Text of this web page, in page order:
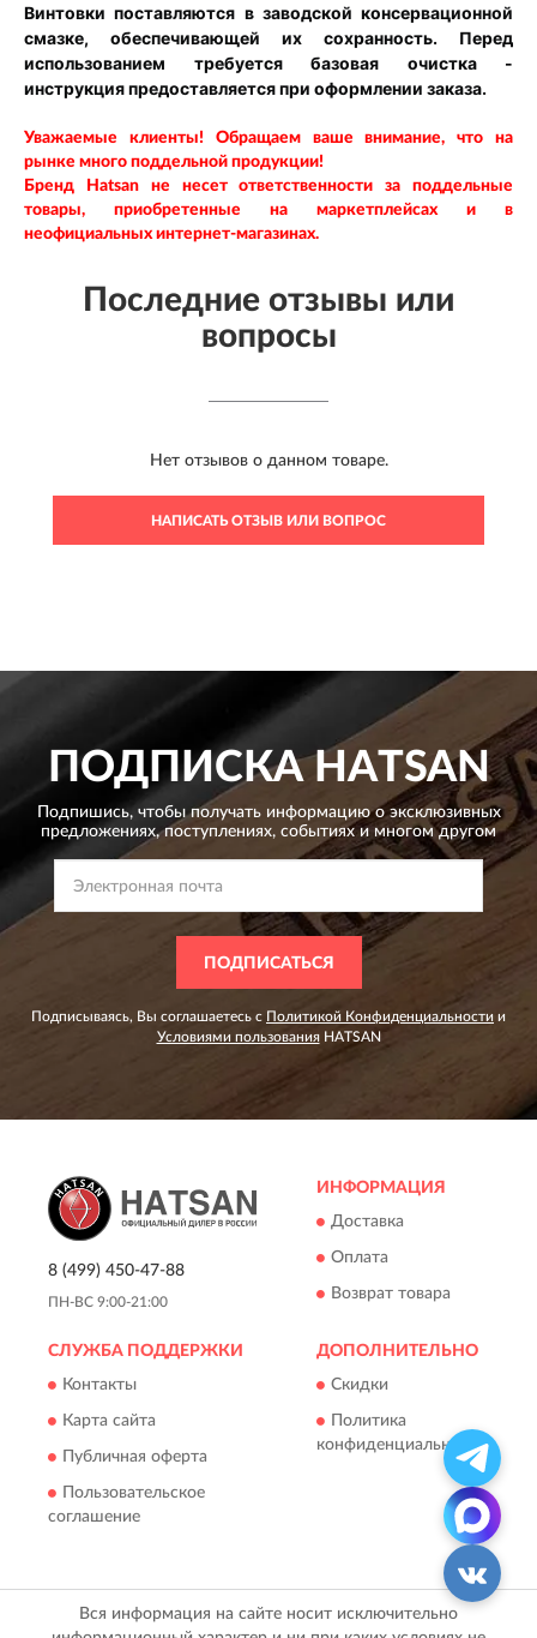
Винтовки поставляются в заводской консервационной
смазке, обеспечивающей их сохранность. Перед
использованием требуется базовая очистка -
инструкция предоставляется при оформлении заказа.
Уважаемые клиенты! Обращаем ваше внимание, что на
рынке много поддельной продукции!
Бренд Hatsan
не несет ответственности за поддельные
товары, приобретенные на маркетплейсах и в
неофициальных интернет-магазинах.
Последние отзывы или
вопросы
Нет отзывов о данном товаре.
НАПИСАТЬ ОТЗЫВ ИЛИ ВОПРОС
ПОДПИСКАHATSAN
Подпишись, чтобы получать информацию о эксклюзивных
предложениях,поступлениях, событиях и многом другом
ПОДПИСАТЬСЯ
Подписываясь, Вы соглашаетесь с Политикой Конфиденциальности и
Условиями пользованияHATSAN
8 (499) 450-47-88
ПН-ВС 9:00-21:00
ИНФОРМАЦИЯ
Доставка
Оплата
Возврат товара
СЛУЖБА ПОДДЕРЖКИ
Контакты
Карта сайта
Публичная оферта
Пользовательское
соглашение
ДОПОЛНИТЕЛЬНО
Скидки
Политика
конфиденциальности
Вся информация на сайте носит исключительно